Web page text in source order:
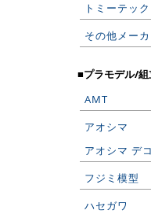
トミーテック
その他メー
■プラモデル/
AMT
アオシマ
アオシマ デ
フジミ模型
ハセガワ